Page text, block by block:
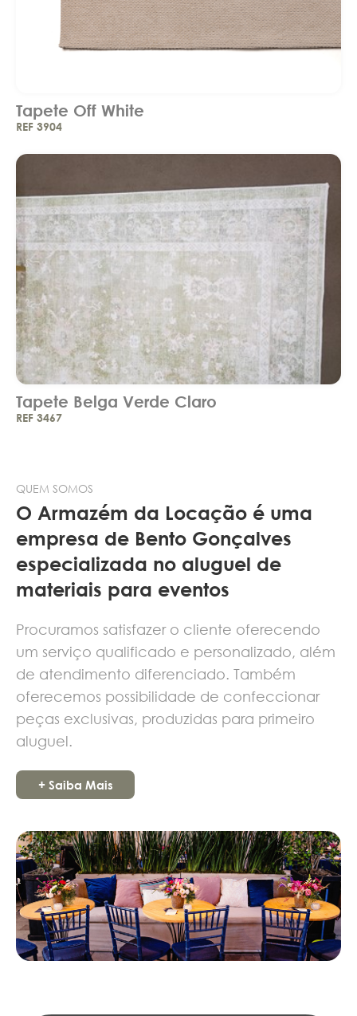
Tapete Off White
REF 3904
Tapete Belga Verde Claro
REF 3467
QUEM SOMOS
O Armazém da Locação é uma
empresa de Bento Gonçalves
especializada no aluguel de
materiais para eventos
Procuramos satisfazer o cliente oferecendo
um serviço qualificado e personalizado, além
de atendimento diferenciado. Também
oferecemos possibilidade de confeccionar
peças exclusivas, produzidas para primeiro
aluguel.
+ Saiba Mais